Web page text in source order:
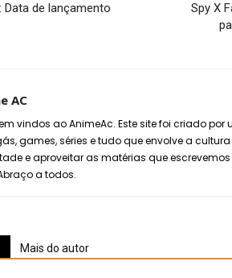
Data de lançamento
Spy X
AC
vindos ao AnimeAc. Este site foi criado
games, séries e tudo que envolve a
e aproveitar as matérias que
a todos.
Mais do autor